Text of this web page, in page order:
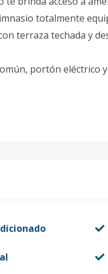
totalmente
terraza techada y
portón eléctrico